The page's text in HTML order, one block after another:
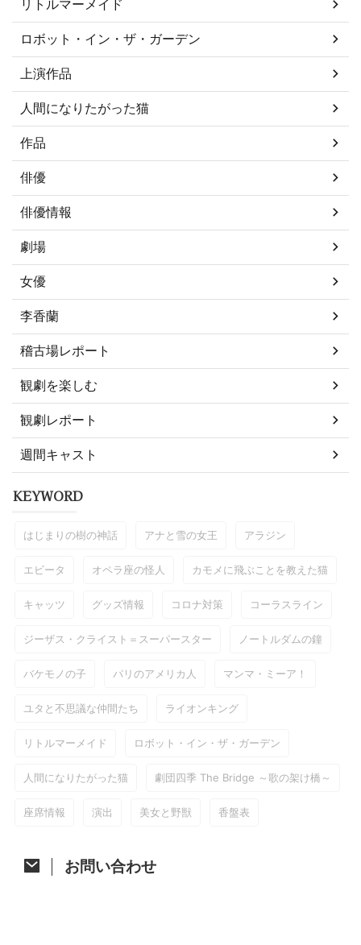
リトルマーメイド
ロボット・イン・ザ・ガーデン
上演作品
人間になりたがった猫
作品
俳優
俳優情報
劇場
女優
李香蘭
稽古場レポート
観劇を楽しむ
観劇レポート
週間キャスト
KEYWORD
はじまりの樹の神話 アナと雪の女王 アラジン
エビータ オペラ座の怪人 カモメに飛ぶことを教えた猫
キャッツ グッズ情報 コロナ対策 コーラスライン
ジーザス・クライスト＝スーパースター ノートルダムの鐘
バケモノの子 パリのアメリカ人 マンマ・ミーア！
ユタと不思議な仲間たち ライオンキング
リトルマーメイド ロボット・イン・ザ・ガーデン
人間になりたがった猫 劇団四季 The Bridge ～歌の架け橋～
座席情報 演出 美女と野獣 香盤表
お問い合わせ